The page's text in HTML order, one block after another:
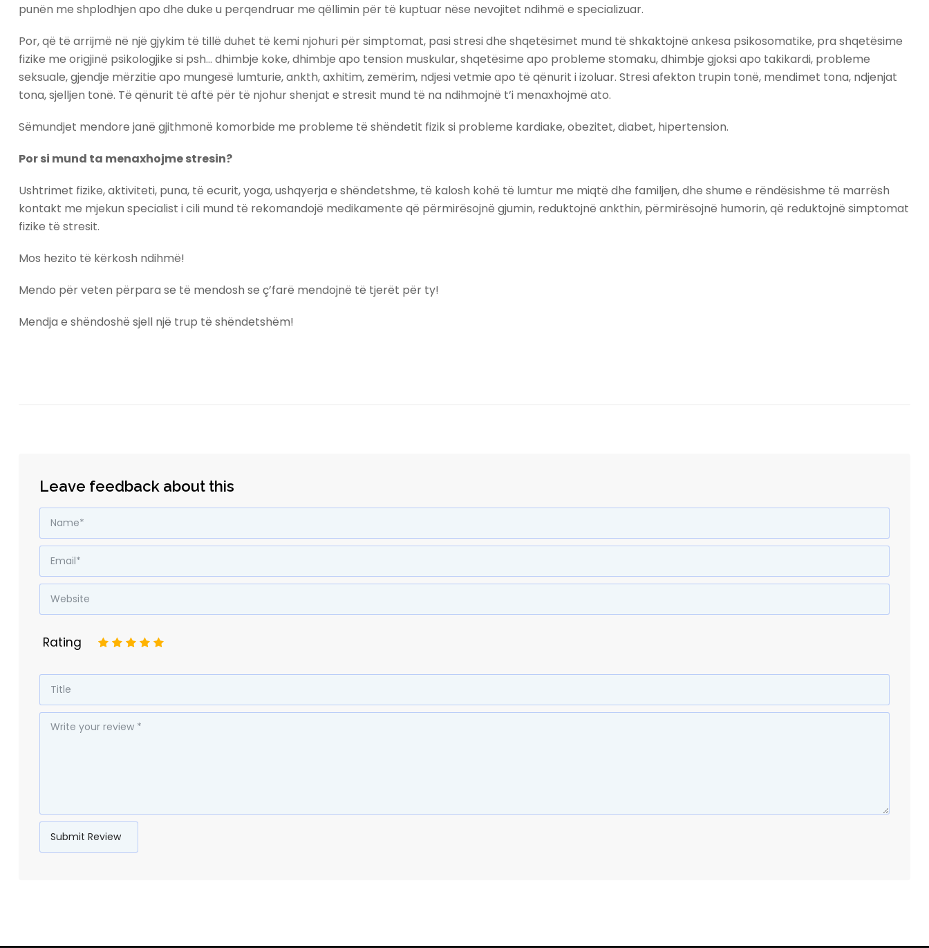
punën me shplodhjen apo dhe duke u perqendruar me qëllimin për të kuptuar nëse nevojitet ndihmë e specializuar.
Por, që të arrijmë në një gjykim të tillë duhet të kemi njohuri për simptomat, pasi stresi dhe shqetësimet mund të shkaktojnë ankesa psikosomatike, pra shqetësime
fizike me origjinë psikologjike si psh… dhimbje koke, dhimbje apo tension muskular, shqetësime apo probleme stomaku, dhimbje gjoksi apo takikardi, probleme
seksuale, gjendje mërzitie apo mungesë lumturie, ankth, axhitim, zemërim, ndjesi vetmie apo të qënurit i izoluar. Stresi afekton trupin tonë, mendimet tona, ndjenjat
tona, sjelljen tonë. Të qënurit të aftë për të njohur shenjat e stresit mund të na ndihmojnë t’i menaxhojmë ato.
Sëmundjet mendore janë gjithmonë komorbide me probleme të shëndetit fizik si probleme kardiake, obezitet, diabet, hipertension.
Por si mund ta menaxhojme stresin?
Ushtrimet fizike, aktiviteti, puna, të ecurit, yoga, ushqyerja e shëndetshme, të kalosh kohë të lumtur me miqtë dhe familjen, dhe shume e rëndësishme të marrësh
kontakt me mjekun specialist i cili mund të rekomandojë medikamente që përmirësojnë gjumin, reduktojnë ankthin, përmirësojnë humorin, që reduktojnë simptomat
fizike të stresit.
Mos hezito të kërkosh ndihmë!
Mendo për veten përpara se të mendosh se ç’farë mendojnë të tjerët për ty!
Mendja e shëndoshë sjell një trup të shëndetshëm!
Leave feedback about this
Rating 5
4
3
2